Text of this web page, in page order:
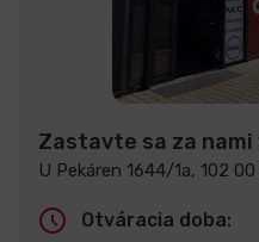
Zastavte sa za nami
U Pekáren 1644/1a, 102 00
Otváracia doba: